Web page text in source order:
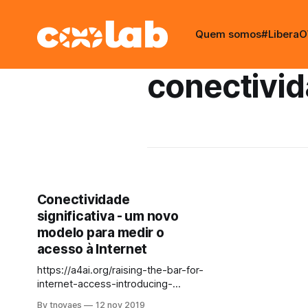
Quem somos
Conectividade
significativa - um novo
modelo para medir o
acesso à Internet
https://a4ai.org/raising-the-bar-for-
internet-access-introducing-
By tnovaes 12 nov 2019